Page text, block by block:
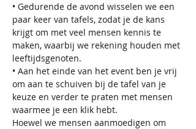
• Gedurende de avond wisselen we een
paar keer van tafels, zodat je de kans
krijgt om met veel mensen kennis te
maken, waarbij we rekening houden met
leeftijdsgenoten.
• Aan het einde van het event ben je vrij
om aan te schuiven bij de tafel van je
keuze en verder te praten met mensen
waarmee je een klik hebt.
Hoewel we mensen aanmoedigen om